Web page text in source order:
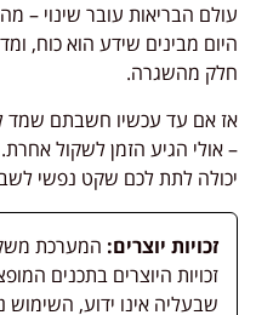
עולם הבריאות עובר שינוי –
היום מבינים שידע הוא כוח,
חלק מהשגרה.
אז אם עד עכשיו חשבתם שמד
– אולי הגיע הזמן לשקול
יכולה לתת לכם שקט נפשי
זכויות יוצרים: המערכת
זכויות היוצרים בתכנים